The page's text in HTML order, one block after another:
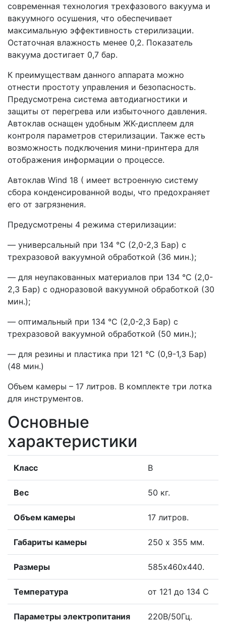
современная технология трехфазового вакуума и
вакуумного осушения, что обеспечивает
максимальную эффективность стерилизации.
Остаточная влажность менее 0,2. Показатель
вакуума достигает 0,7 бар.
К преимуществам данного аппарата можно
отнести простоту управления и безопасность.
Предусмотрена система автодиагностики и
защиты от перегрева или избыточного давления.
Автоклав оснащен удобным ЖК-дисплеем для
контроля параметров стерилизации. Также есть
возможность подключения мини-принтера для
отображения информации о процессе.
Автоклав Wind 18 ( имеет встроенную систему
сбора конденсированной воды, что предохраняет
его от загрязнения.
Предусмотрены 4 режима стерилизации:
— универсальный при 134 °С (2,0-2,3 Бар) с
трехразовой вакуумной обработкой (36 мин.);
— для неупакованных материалов при 134 °С (2,0-
2,3 Бар) с одноразовой вакуумной обработкой (30
мин.);
— оптимальный при 134 °С (2,0-2,3 Бар) с
трехразовой вакуумной обработкой (50 мин.);
— для резины и пластика при 121 °С (0,9-1,3 Бар)
(48 мин.)
Объем камеры – 17 литров. В комплекте три лотка
для инструментов.
Основные
характеристики
Класс В
Вес 50 кг.
Объем камеры 17 литров.
Габариты камеры 250 х 355 мм.
Размеры 585х460х440.
Температура от 121 до 134 С
Параметры электропитания 220В/50Гц.